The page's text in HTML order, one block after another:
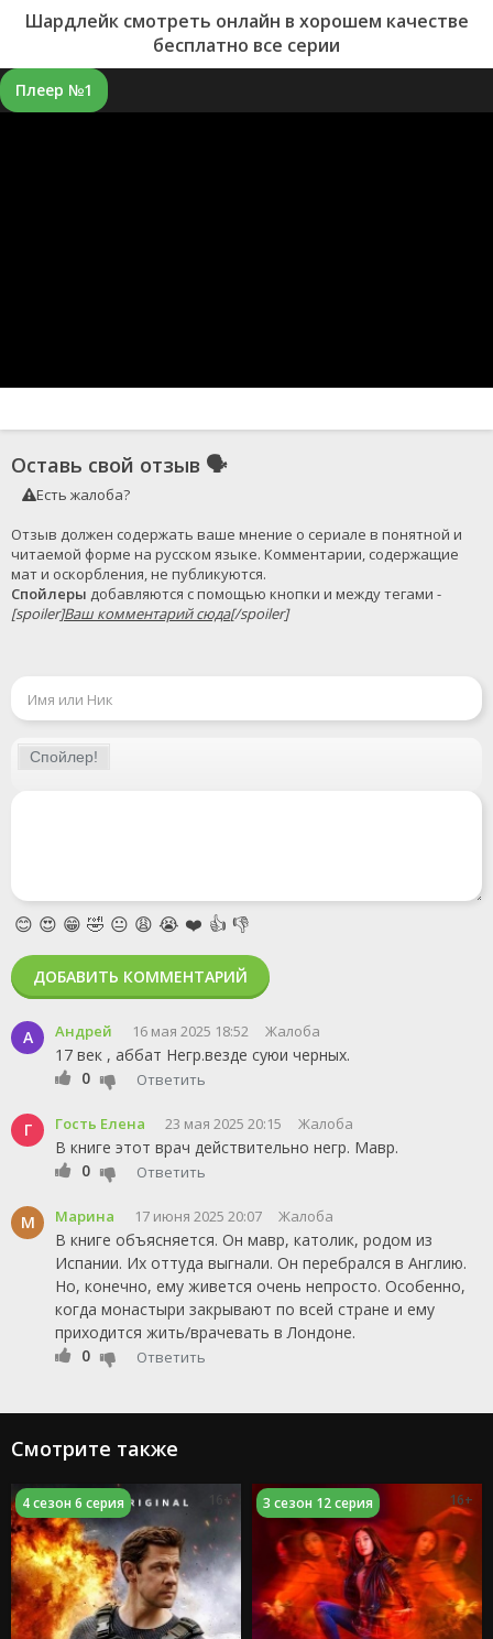
Шардлейк смотреть онлайн в хорошем качестве
бесплатно все серии
Плеер №1
Оставь свой отзыв 🗣
Есть жалоба?
Отзыв должен содержать ваше мнение о сериале в понятной и
читаемой форме на русском языке. Комментарии, содержащие
Спойлеры добавляются с помощью кнопки и между тегами -
[spoiler]Ваш комментарий сюда[/spoiler]
А Андрей 16 мая 2025 18:52 Жалоба
17 век , аббат Негр.везде суюи черных.
0
Ответить
Г Гость Елена 23 мая 2025 20:15 Жалоба
В книге этот врач действительно негр. Мавр.
0
Ответить
М Марина 17 июня 2025 20:07 Жалоба
В книге объясняется. Он мавр, католик, родом из
Испании. Их оттуда выгнали. Он перебрался в Англию.
Но, конечно, ему живется очень непросто. Особенно,
когда монастыри закрывают по всей стране и ему
приходится жить/врачевать в Лондоне.
0
Ответить
😊 😍 😁 🤣 😐 😩 😭 ❤️ 👍 👎
ДОБАВИТЬ КОММЕНТАРИЙ
Смотрите также
4 сезон 6 серия 16+ 3 сезон 12 серия 16+